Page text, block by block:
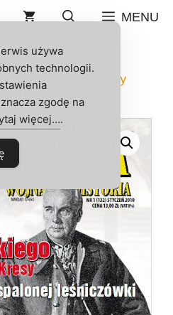
MENU
/ Odkrywca
Numery
1/2010
używa
technologii.
zgodę na
więcej….